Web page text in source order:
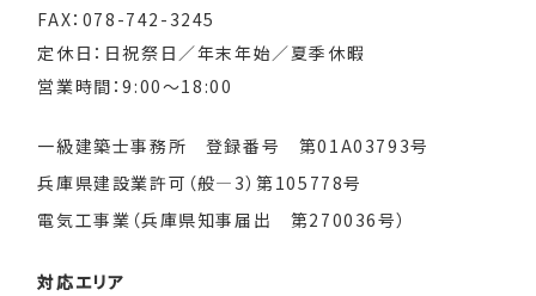
FAX：078-742-3245
定休日：日祝祭日／年末年始／夏季休暇
営業時間：9:00～18:00
一級建築士事務所 登録番号 第01A03793号
兵庫県建設業許可（般―3）第105778号
電気工事業（兵庫県知事届出 第270036号）
対応エリア